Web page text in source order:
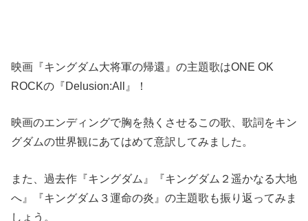
映画『キングダム大将軍の帰還』の主題歌はONE OK
ROCKの『Delusion:All』！
映画のエンディングで胸を熱くさせるこの歌、歌詞をキン
グダムの世界観にあてはめて意訳してみました。
また、過去作『キングダム』『キングダム２遥かなる大地
へ』『キングダム３運命の炎』の主題歌も振り返ってみま
しょう。